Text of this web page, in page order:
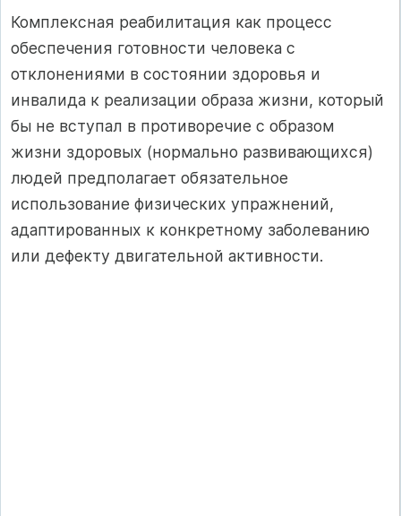
Комплексная реабилитация как процесс
обеспечения готовности человека с
отклонениями в состоянии здоровья и
инвалида к реализации образа жизни, который
бы не вступал в противоречие с образом
жизни здоровых (нормально развивающихся)
людей предполагает обязательное
использование физических упражнений,
адаптированных к конкретному заболеванию
или дефекту двигательной активности.